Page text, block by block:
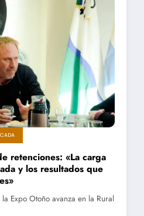
retenciones: «La carga
y los resultados que
Expo Otoño avanza en la Rural